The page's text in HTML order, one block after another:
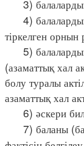
3)
4)
тіркелген
5) балалардың
(азаматтық хал
болу туралы
азаматтық хал
6) әскери
7) баланы